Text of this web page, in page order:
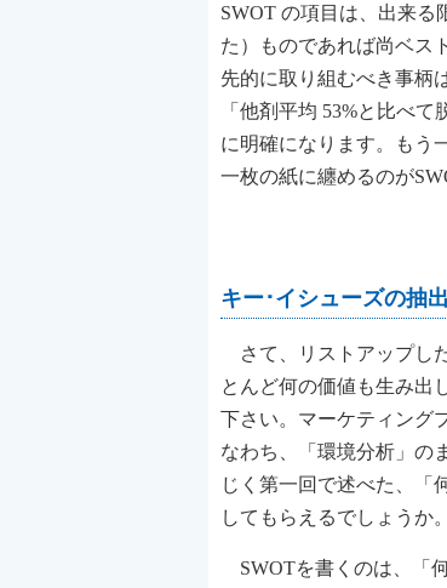
SWOT の項目は、出来
た）ものであれば尚ベス
先的に取り組むべき事柄
「他剤平均 53%と比べ
に明確になります。もう
一枚の紙に纏めるのが
キー･イシューズの抽出
さて、リストアップし
とんど何の価値も生み出
下さい。マーケティング
なわち、「環境分析」の
じく第一回で述べた、「
してもらえるでしょうか。
SWOTを書くのは、「